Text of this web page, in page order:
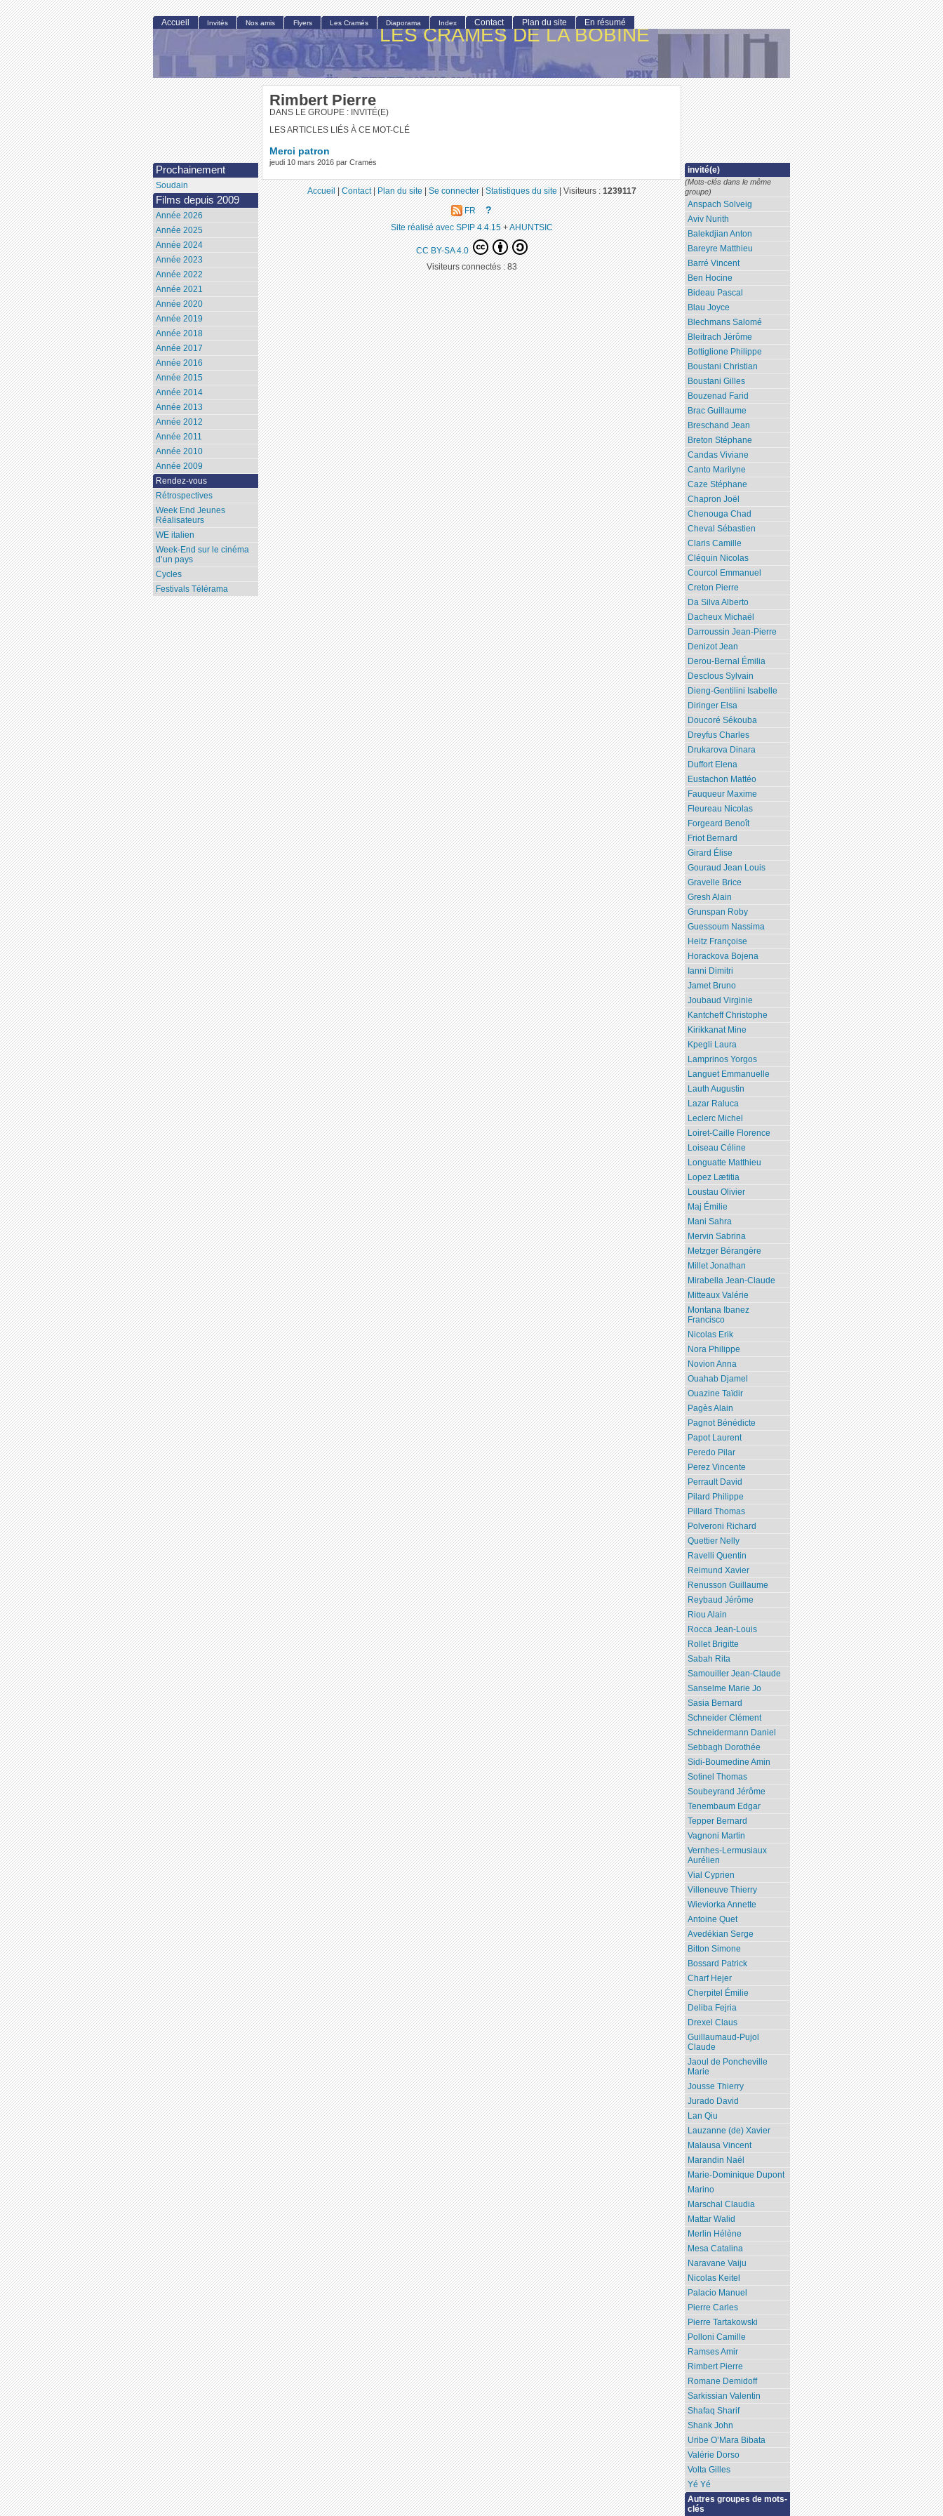
LES CRAMÉS DE LA BOBINE
Rimbert Pierre
DANS LE GROUPE : INVITÉ(E)
LES ARTICLES LIÉS À CE MOT-CLÉ
Merci patron
jeudi 10 mars 2016 par Cramés
invité(e)
(Mots-clés dans le même
groupe)
Anspach Solveig
Aviv Nurith
Balekdjian Anton
Bareyre Matthieu
Barré Vincent
Ben Hocine
Bideau Pascal
Blau Joyce
Blechmans Salomé
Bleitrach Jérôme
Bottiglione Philippe
Boustani Christian
Boustani Gilles
Bouzenad Farid
Brac Guillaume
Breschand Jean
Breton Stéphane
Candas Viviane
Canto Marilyne
Caze Stéphane
Chapron Joël
Chenouga Chad
Cheval Sébastien
Claris Camille
Cléquin Nicolas
Courcol Emmanuel
Creton Pierre
Da Silva Alberto
Dacheux Michaël
Darroussin Jean-Pierre
Denizot Jean
Derou-Bernal Émilia
Desclous Sylvain
Dieng-Gentilini Isabelle
Diringer Elsa
Doucoré Sékouba
Dreyfus Charles
Drukarova Dinara
Duffort Elena
Eustachon Mattéo
Fauqueur Maxime
Fleureau Nicolas
Forgeard Benoît
Friot Bernard
Girard Élise
Gouraud Jean Louis
Gravelle Brice
Gresh Alain
Grunspan Roby
Guessoum Nassima
Heitz Françoise
Horackova Bojena
Ianni Dimitri
Jamet Bruno
Joubaud Virginie
Kantcheff Christophe
Kirikkanat Mine
Kpegli Laura
Lamprinos Yorgos
Languet Emmanuelle
Lauth Augustin
Lazar Raluca
Leclerc Michel
Loiret-Caille Florence
Loiseau Céline
Longuatte Matthieu
Lopez Lætitia
Loustau Olivier
Maj Émilie
Mani Sahra
Mervin Sabrina
Metzger Bérangère
Millet Jonathan
Mirabella Jean-Claude
Mitteaux Valérie
Montana Ibanez
Francisco
Nicolas Erik
Nora Philippe
Novion Anna
Ouahab Djamel
Ouazine Taïdir
Pagès Alain
Pagnot Bénédicte
Papot Laurent
Peredo Pilar
Perez Vincente
Perrault David
Pilard Philippe
Pillard Thomas
Polveroni Richard
Quettier Nelly
Ravelli Quentin
Reimund Xavier
Renusson Guillaume
Reybaud Jérôme
Riou Alain
Rocca Jean-Louis
Rollet Brigitte
Sabah Rita
Samouiller Jean-Claude
Sanselme Marie Jo
Sasia Bernard
Schneider Clément
Schneidermann Daniel
Sebbagh Dorothée
Sidi-Boumedine Amin
Sotinel Thomas
Soubeyrand Jérôme
Tenembaum Edgar
Tepper Bernard
Vagnoni Martin
Vernhes-Lermusiaux
Aurélien
Vial Cyprien
Villeneuve Thierry
Wieviorka Annette
Antoine Quet
Avedékian Serge
Bitton Simone
Bossard Patrick
Charf Hejer
Cherpitel Émilie
Deliba Fejria
Drexel Claus
Guillaumaud-Pujol
Claude
Jaoul de Poncheville
Marie
Jousse Thierry
Jurado David
Lan Qiu
Lauzanne (de) Xavier
Malausa Vincent
Marandin Naël
Marie-Dominique Dupont
Marino
Marschal Claudia
Mattar Walid
Merlin Hélène
Mesa Catalina
Naravane Vaiju
Nicolas Keitel
Palacio Manuel
Pierre Carles
Pierre Tartakowski
Polloni Camille
Ramses Amir
Rimbert Pierre
Romane Demidoff
Sarkissian Valentin
Shafaq Sharif
Shank John
Uribe O’Mara Bibata
Valérie Dorso
Volta Gilles
Yé Yé
Autres groupes de mots-
clés
Accueil Invités Nos amis Flyers Les Cramés Diaporama Index Contact Plan du site En résumé
Prochainement
Soudain
Films depuis 2009
Année 2026
Année 2025
Année 2024
Année 2023
Année 2022
Année 2021
Année 2020
Année 2019
Année 2018
Année 2017
Année 2016
Année 2015
Année 2014
Année 2013
Année 2012
Année 2011
Année 2010
Année 2009
Rendez-vous
Rétrospectives
Week End Jeunes
Réalisateurs
WE italien
Week-End sur le cinéma
d’un pays
Cycles
Festivals Télérama
Accueil|Contact|Plan du site|Se connecter|Statistiques du site|Visiteurs :1239117
FR ?
Site réalisé avec SPIP 4.4.15+AHUNTSIC
CC BY-SA 4.0
Visiteurs connectés :83